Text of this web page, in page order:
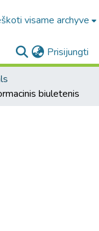
visame archyve
Prisijungti
biuletenis